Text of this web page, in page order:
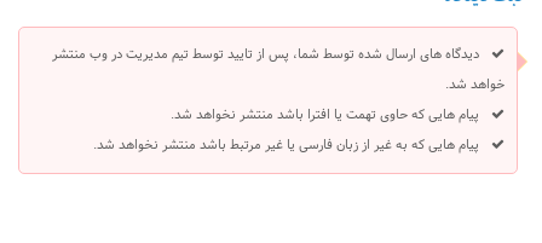
دیدگاه های ارسال شده توسط شما، پس از تایید توسط تیم مدیریت در وب منتشر
خواهد شد.
پیام هایی که حاوی تهمت یا افترا باشد منتشر نخواهد شد.
پیام هایی که به غیر از زبان فارسی یا غیر مرتبط باشد منتشر نخواهد شد.